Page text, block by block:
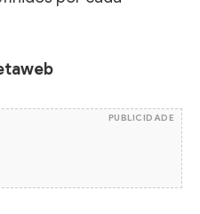
PUBLICIDADE